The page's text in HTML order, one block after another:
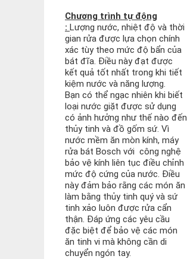
Chương trình tự động
: Lượng nước, nhiệt độ và thời
gian rửa được lựa chọn chính
xác tùy theo mức độ bẩn của
bát đĩa. Điều này đạt được
kết quả tốt nhất trong khi tiết
kiệm nước và năng lượng.
Bạn có thể ngạc nhiên khi biết
loại nước giặt được sử dụng
có ảnh hưởng như thế nào đến
thủy tinh và đồ gốm sứ. Vì
nước mềm ăn mòn kính, máy
rửa bát Bosch với công nghệ
bảo vệ kính liên tục điều chỉnh
mức độ cứng của nước. Điều
này đảm bảo rằng các món ăn
làm bằng thủy tinh quý và sứ
tinh xảo luôn được rửa cẩn
thận. Đáp ứng các yêu cầu
đặc biệt để bảo vệ các món
ăn tinh vi mà không cần di
chuyển ngón tay.